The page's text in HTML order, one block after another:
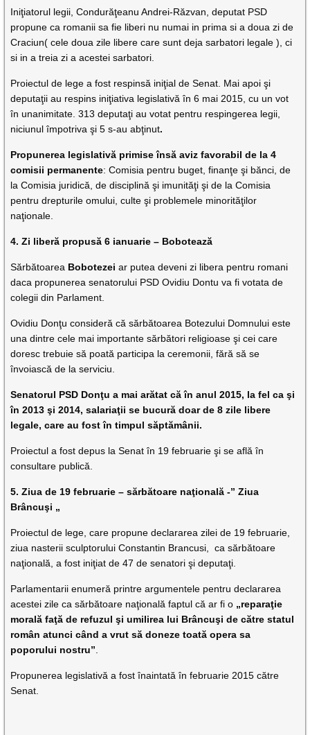
Iniţiatorul legii, Condurăţeanu Andrei-Răzvan, deputat PSD
propune ca romanii sa fie liberi nu numai in prima si a doua zi de
Craciun( cele doua zile libere care sunt deja sarbatori legale ), ci
si in a treia zi a acestei sarbatori.
Proiectul de lege a fost respinsă iniţial de Senat. Mai apoi şi
deputaţii au respins iniţiativa legislativă în 6 mai 2015, cu un vot
în unanimitate. 313 deputaţi au votat pentru respingerea legii,
niciunul împotriva şi 5 s-au abţinut.
Propunerea legislativă primise însă aviz favorabil de la 4
comisii permanente: Comisia pentru buget, finanţe şi bănci, de
la Comisia juridică, de disciplină şi imunităţi şi de la Comisia
pentru drepturile omului, culte şi problemele minorităţilor
naţionale.
4. Zi liberă propusă 6 ianuarie – Bobotează
Sărbătoarea Bobotezei ar putea deveni zi libera pentru romani
daca propunerea senatorului PSD Ovidiu Dontu va fi votata de
colegii din Parlament.
Ovidiu Donţu consideră că sărbătoarea Botezului Domnului este
una dintre cele mai importante sărbători religioase şi cei care
doresc trebuie să poată participa la ceremonii, fără să se
învoiască de la serviciu.
Senatorul PSD Donţu a mai arătat că în anul 2015, la fel ca şi
în 2013 şi 2014, salariaţii se bucură doar de 8 zile libere
legale, care au fost în timpul săptămânii.
Proiectul a fost depus la Senat în 19 februarie şi se află în
consultare publică.
5. Ziua de 19 februarie – sărbătoare naţională -” Ziua
Brâncuşi „
Proiectul de lege, care propune declararea zilei de 19 februarie,
ziua nasterii sculptorului Constantin Brancusi, ca sărbătoare
naţională, a fost iniţiat de 47 de senatori şi deputaţi.
Parlamentarii enumeră printre argumentele pentru declararea
acestei zile ca sărbătoare naţională faptul că ar fi o „reparaţie
morală faţă de refuzul şi umilirea lui Brâncuşi de către statul
român atunci când a vrut să doneze toată opera sa
poporului nostru”
Propunerea legislativă a fost înaintată în februarie 2015 către
Senat.